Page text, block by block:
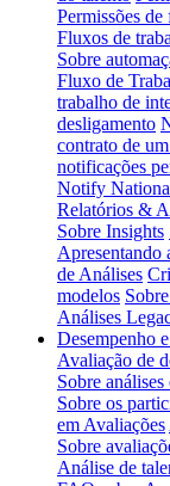
Permissões
Fluxos de
Sobre
Fluxo de
trabalho de
desligamento
contrato de
notificações
Notify
Relatórios &
Sobre Insights
Apresentando
de Análises
modelos
Análises
Desempenho
Avaliação de
Sobre
Sobre os
em Avaliações
Sobre
Análise de